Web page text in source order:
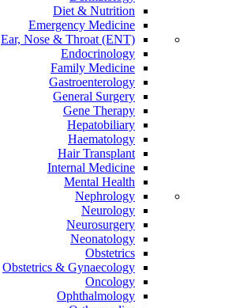
Diet & Nutrition
Emergency Medicine
Ear, Nose & Throat (ENT)
Endocrinology
Family Medicine
Gastroenterology
General Surgery
Gene Therapy
Hepatobiliary
Haematology
Hair Transplant
Internal Medicine
Mental Health
Nephrology
Neurology
Neurosurgery
Neonatology
Obstetrics
Obstetrics & Gynaecology
Oncology
Ophthalmology